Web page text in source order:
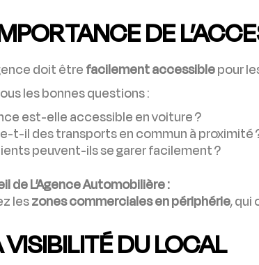
DE
doit êtrefacilement accessiblepour
les bonnes questions :
est-elle accessible en voiture ?
t-il des transports en commun à proximité
peuvent-ils se garer facilement ?
de L’Agence Automobilière :
leszones commerciales en périphérie, qui
VISIBILITÉ DU LOCAL